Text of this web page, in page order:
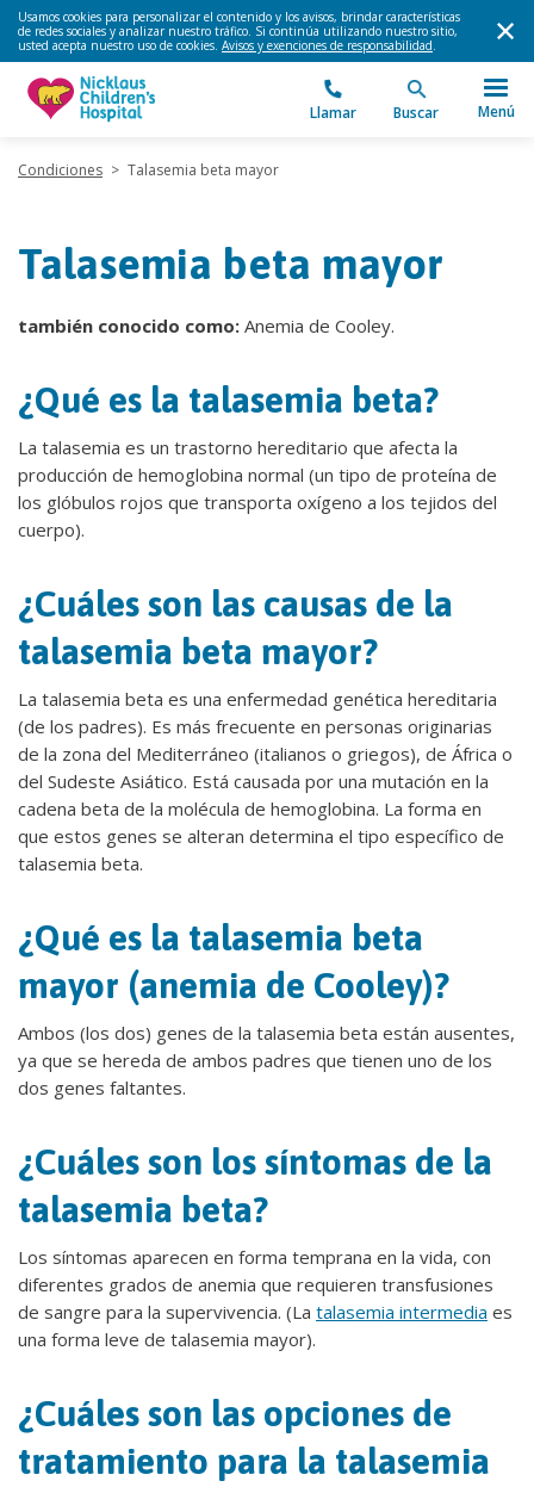
Usamos cookies para personalizar el contenido y los avisos, brindar características
de redes sociales y analizar nuestro tráfico. Si continúa utilizando nuestro sitio,
usted acepta nuestro uso de cookies. Avisos y exenciones de responsabilidad.
Llamar Buscar Menú
Condiciones > Talasemia beta mayor
Talasemia beta mayor
también conocido como: Anemia de Cooley.
¿Qué es la talasemia beta?
La talasemia es un trastorno hereditario que afecta la
producción de hemoglobina normal (un tipo de proteína de
los glóbulos rojos que transporta oxígeno a los tejidos del
cuerpo).
¿Cuáles son las causas de la
talasemia beta mayor?
La talasemia beta es una enfermedad genética hereditaria
(de los padres). Es más frecuente en personas originarias
de la zona del Mediterráneo (italianos o griegos), de África o
del Sudeste Asiático. Está causada por una mutación en la
cadena beta de la molécula de hemoglobina. La forma en
que estos genes se alteran determina el tipo específico de
talasemia beta.
¿Qué es la talasemia beta
mayor (anemia de Cooley)?
Ambos (los dos) genes de la talasemia beta están ausentes,
ya que se hereda de ambos padres que tienen uno de los
dos genes faltantes.
¿Cuáles son los síntomas de la
talasemia beta?
Los síntomas aparecen en forma temprana en la vida, con
diferentes grados de anemia que requieren transfusiones
de sangre para la supervivencia. (La talasemia intermedia es
una forma leve de talasemia mayor).
¿Cuáles son las opciones de
tratamiento para la talasemia